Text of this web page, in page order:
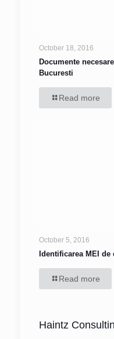
October 18, 2016
Documente
Bucuresti
Read more
October 5, 2016
Identificarea MEI
Read more
Haintz